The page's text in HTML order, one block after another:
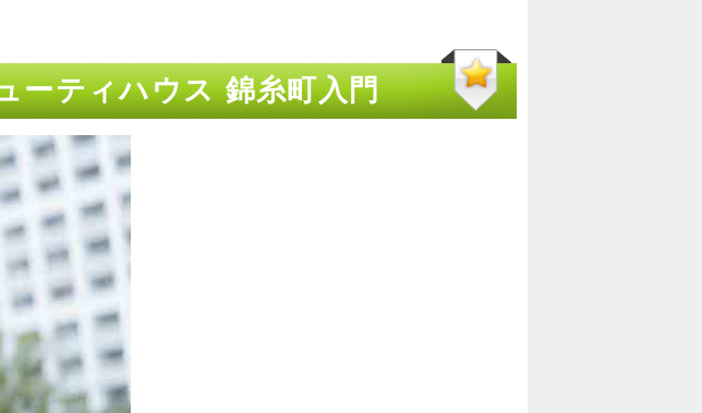
ーティハウス 錦糸町入門